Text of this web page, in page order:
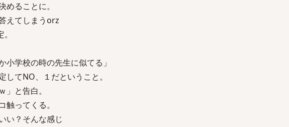
ることに。
えてしまうorz
学校の時の先生に似てる」
てNO、１だということ。
と告白。
ってくる。
い？そんな感じ